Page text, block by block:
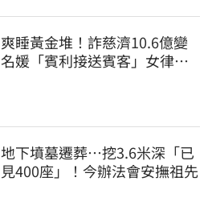
爽睡黃金堆！詐慈濟10.6億變
名媛「賓利接送賓客」女律師
地下墳墓遷葬…挖3.6米深「已
見400座」！今辦法會安撫祖先